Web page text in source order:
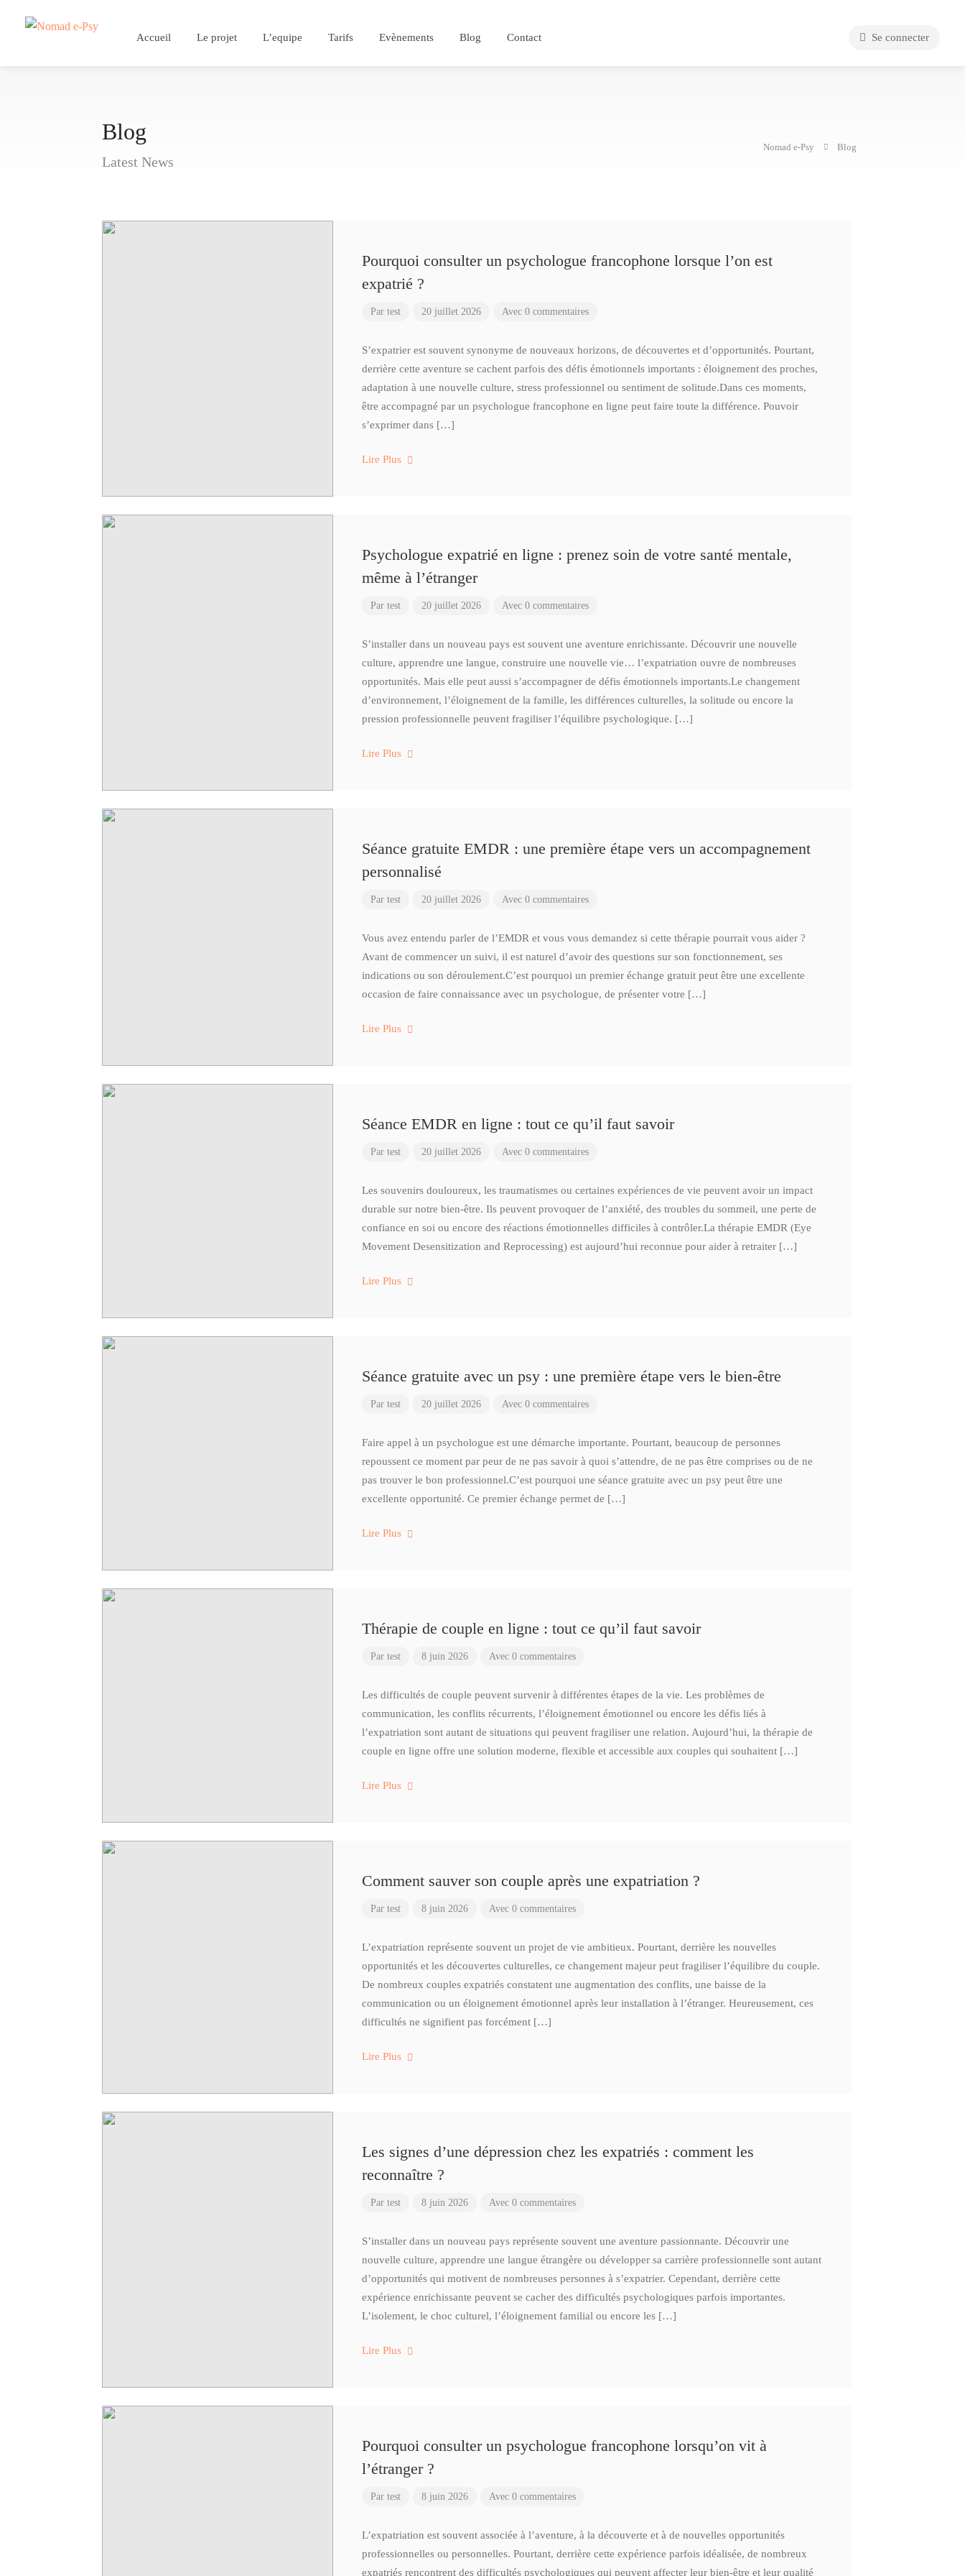
Accueil Le projet L’equipe Tarifs Evènements Blog Contact Se connecter
Blog
Latest News
Nomad e-Psy Blog
Pourquoi consulter un psychologue francophone lorsque l’on est
expatrié ?
Par test 20 juillet 2026 Avec 0 commentaires
S’expatrier est souvent synonyme de nouveaux horizons, de découvertes et d’opportunités. Pourtant,
derrière cette aventure se cachent parfois des défis émotionnels importants : éloignement des proches,
adaptation à une nouvelle culture, stress professionnel ou sentiment de solitude.Dans ces moments,
être accompagné par un psychologue francophone en ligne peut faire toute la différence. Pouvoir
s’exprimer dans […]
Lire Plus
Psychologue expatrié en ligne : prenez soin de votre santé mentale,
même à l’étranger
Par test 20 juillet 2026 Avec 0 commentaires
S’installer dans un nouveau pays est souvent une aventure enrichissante. Découvrir une nouvelle
culture, apprendre une langue, construire une nouvelle vie… l’expatriation ouvre de nombreuses
opportunités. Mais elle peut aussi s’accompagner de défis émotionnels importants.Le changement
d’environnement, l’éloignement de la famille, les différences culturelles, la solitude ou encore la
pression professionnelle peuvent fragiliser l’équilibre psychologique. […]
Lire Plus
Séance gratuite EMDR : une première étape vers un accompagnement
personnalisé
Par test 20 juillet 2026 Avec 0 commentaires
Vous avez entendu parler de l’EMDR et vous vous demandez si cette thérapie pourrait vous aider ?
Avant de commencer un suivi, il est naturel d’avoir des questions sur son fonctionnement, ses
indications ou son déroulement.C’est pourquoi un premier échange gratuit peut être une excellente
occasion de faire connaissance avec un psychologue, de présenter votre […]
Lire Plus
Séance EMDR en ligne : tout ce qu’il faut savoir
Par test 20 juillet 2026 Avec 0 commentaires
Les souvenirs douloureux, les traumatismes ou certaines expériences de vie peuvent avoir un impact
durable sur notre bien-être. Ils peuvent provoquer de l’anxiété, des troubles du sommeil, une perte de
confiance en soi ou encore des réactions émotionnelles difficiles à contrôler.La thérapie EMDR (Eye
Movement Desensitization and Reprocessing) est aujourd’hui reconnue pour aider à retraiter […]
Lire Plus
Séance gratuite avec un psy : une première étape vers le bien-être
Par test 20 juillet 2026 Avec 0 commentaires
Faire appel à un psychologue est une démarche importante. Pourtant, beaucoup de personnes
repoussent ce moment par peur de ne pas savoir à quoi s’attendre, de ne pas être comprises ou de ne
pas trouver le bon professionnel.C’est pourquoi une séance gratuite avec un psy peut être une
excellente opportunité. Ce premier échange permet de […]
Lire Plus
Thérapie de couple en ligne : tout ce qu’il faut savoir
Par test 8 juin 2026 Avec 0 commentaires
Les difficultés de couple peuvent survenir à différentes étapes de la vie. Les problèmes de
communication, les conflits récurrents, l’éloignement émotionnel ou encore les défis liés à
l’expatriation sont autant de situations qui peuvent fragiliser une relation. Aujourd’hui, la thérapie de
couple en ligne offre une solution moderne, flexible et accessible aux couples qui souhaitent […]
Lire Plus
Comment sauver son couple après une expatriation ?
Par test 8 juin 2026 Avec 0 commentaires
L’expatriation représente souvent un projet de vie ambitieux. Pourtant, derrière les nouvelles
opportunités et les découvertes culturelles, ce changement majeur peut fragiliser l’équilibre du couple.
De nombreux couples expatriés constatent une augmentation des conflits, une baisse de la
communication ou un éloignement émotionnel après leur installation à l’étranger. Heureusement, ces
difficultés ne signifient pas forcément […]
Lire Plus
Les signes d’une dépression chez les expatriés : comment les
reconnaître ?
Par test 8 juin 2026 Avec 0 commentaires
S’installer dans un nouveau pays représente souvent une aventure passionnante. Découvrir une
nouvelle culture, apprendre une langue étrangère ou développer sa carrière professionnelle sont autant
d’opportunités qui motivent de nombreuses personnes à s’expatrier. Cependant, derrière cette
expérience enrichissante peuvent se cacher des difficultés psychologiques parfois importantes.
L’isolement, le choc culturel, l’éloignement familial ou encore les […]
Lire Plus
Pourquoi consulter un psychologue francophone lorsqu’on vit à
l’étranger ?
Par test 8 juin 2026 Avec 0 commentaires
L’expatriation est souvent associée à l’aventure, à la découverte et à de nouvelles opportunités
professionnelles ou personnelles. Pourtant, derrière cette expérience parfois idéalisée, de nombreux
expatriés rencontrent des difficultés psychologiques qui peuvent affecter leur bien-être et leur qualité